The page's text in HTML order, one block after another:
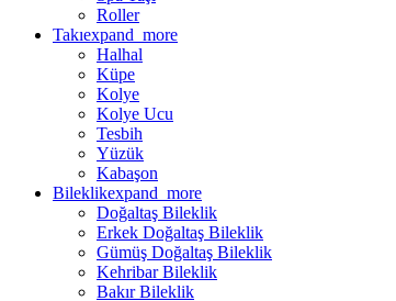
Roller
Takıexpand_more
Halhal
Küpe
Kolye
Kolye Ucu
Tesbih
Yüzük
Kabaşon
Bileklikexpand_more
Doğaltaş Bileklik
Erkek Doğaltaş Bileklik
Gümüş Doğaltaş Bileklik
Kehribar Bileklik
Bakır Bileklik